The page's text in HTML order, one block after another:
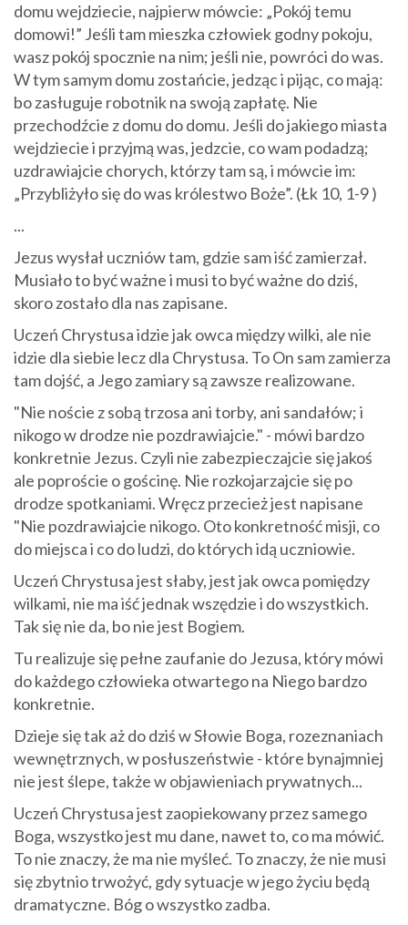
domu wejdziecie, najpierw mówcie: „Pokój temu
domowi!” Jeśli tam mieszka człowiek godny pokoju,
wasz pokój spocznie na nim; jeśli nie, powróci do was.
W tym samym domu zostańcie, jedząc i pijąc, co mają:
bo zasługuje robotnik na swoją zapłatę. Nie
przechodźcie z domu do domu. Jeśli do jakiego miasta
wejdziecie i przyjmą was, jedzcie, co wam podadzą;
uzdrawiajcie chorych, którzy tam są, i mówcie im:
„Przybliżyło się do was królestwo Boże”. (Łk 10, 1-9 )
...
Jezus wysłał uczniów tam, gdzie sam iść zamierzał.
Musiało to być ważne i musi to być ważne do dziś,
skoro zostało dla nas zapisane.
Uczeń Chrystusa idzie jak owca między wilki, ale nie
idzie dla siebie lecz dla Chrystusa. To On sam zamierza
tam dojść, a Jego zamiary są zawsze realizowane.
"Nie noście z sobą trzosa ani torby, ani sandałów; i
nikogo w drodze nie pozdrawiajcie." - mówi bardzo
konkretnie Jezus. Czyli nie zabezpieczajcie się jakoś
ale poproście o gościnę. Nie rozkojarzajcie się po
drodze spotkaniami. Wręcz przecież jest napisane
"Nie pozdrawiajcie nikogo. Oto konkretność misji, co
do miejsca i co do ludzi, do których idą uczniowie.
Uczeń Chrystusa jest słaby, jest jak owca pomiędzy
wilkami, nie ma iść jednak wszędzie i do wszystkich.
Tak się nie da, bo nie jest Bogiem.
Tu realizuje się pełne zaufanie do Jezusa, który mówi
do każdego człowieka otwartego na Niego bardzo
konkretnie.
Dzieje się tak aż do dziś w Słowie Boga, rozeznaniach
wewnętrznych, w posłuszeństwie - które bynajmniej
nie jest ślepe, także w objawieniach prywatnych...
Uczeń Chrystusa jest zaopiekowany przez samego
Boga, wszystko jest mu dane, nawet to, co ma mówić.
To nie znaczy, że ma nie myśleć. To znaczy, że nie musi
się zbytnio trwożyć, gdy sytuacje w jego życiu będą
dramatyczne. Bóg o wszystko zadba.